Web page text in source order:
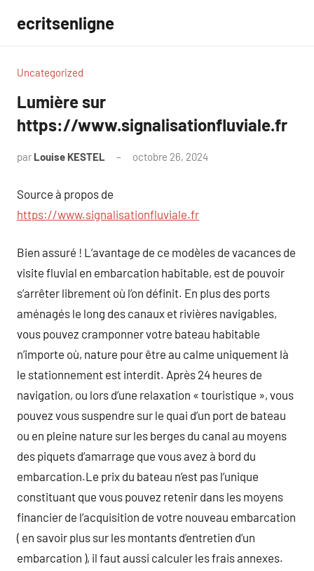
contenu
ecritsenligne
Uncategorized
Lumière sur
https://www.signalisationfluviale.fr
par Louise KESTEL octobre 26, 2024
Source à propos de
https://www.signalisationfluviale.fr
Bien assuré ! L’avantage de ce modèles de vacances de
visite fluvial en embarcation habitable, est de pouvoir
s’arrêter librement où l’on définit. En plus des ports
aménagés le long des canaux et rivières navigables,
vous pouvez cramponner votre bateau habitable
n’importe où, nature pour être au calme uniquement là
le stationnement est interdit. Après 24 heures de
navigation, ou lors d’une relaxation « touristique », vous
pouvez vous suspendre sur le quai d’un port de bateau
ou en pleine nature sur les berges du canal au moyens
des piquets d’amarrage que vous avez à bord du
embarcation.Le prix du bateau n’est pas l’unique
constituant que vous pouvez retenir dans les moyens
financier de l’acquisition de votre nouveau embarcation
( en savoir plus sur les montants d’entretien d’un
embarcation ), il faut aussi calculer les frais annexes.